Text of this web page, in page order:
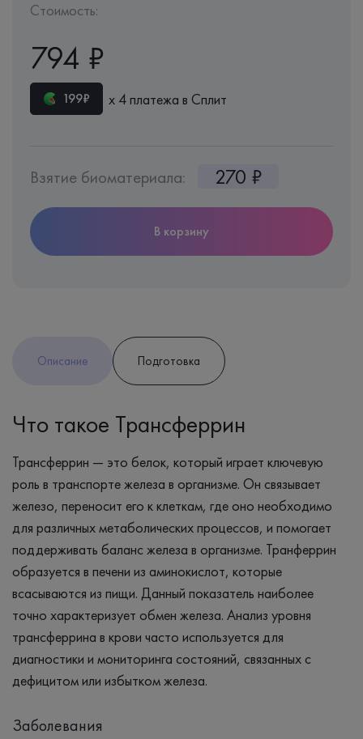
Стоимость:
794 ₽
199₽ х 4 платежа в Сплит
Взятие биоматериала: 270 ₽
В корзину
Описание Подготовка
Что такое Трансферрин
Трансферрин — это белок, который играет ключевую
роль в транспорте железа в организме. Он связывает
железо, переносит его к клеткам, где оно необходимо
для различных метаболических процессов, и помогает
поддерживать баланс железа в организме. Транферрин
образуется в печени из аминокислот, которые
всасываются из пищи. Данный показатель наиболее
точно характеризует обмен железа. Анализ уровня
трансферрина в крови часто используется для
диагностики и мониторинга состояний, связанных с
дефицитом или избытком железа.
Заболевания